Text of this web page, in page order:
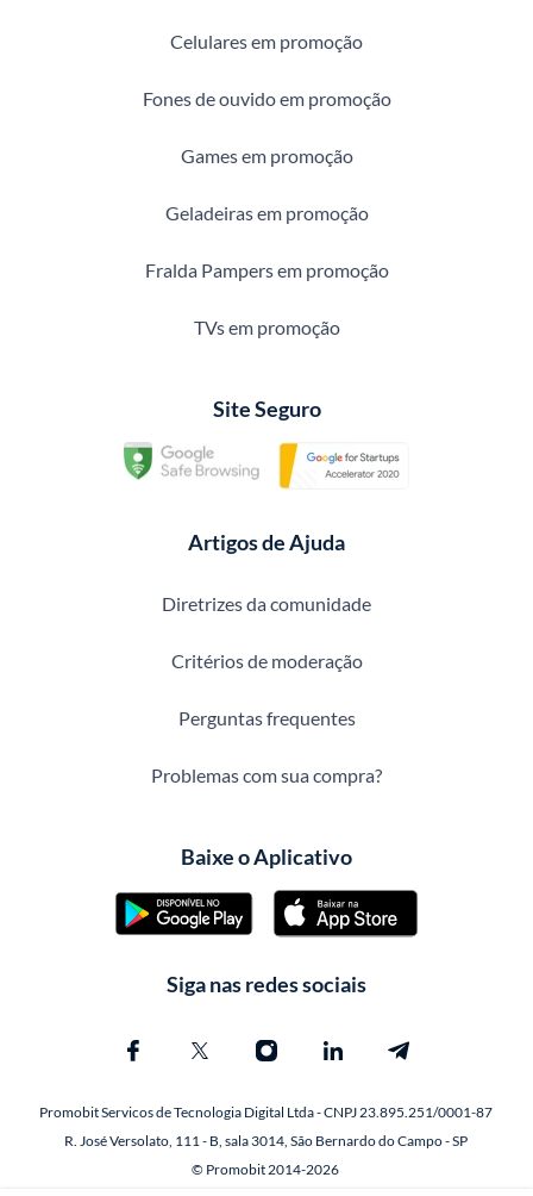
Celulares em promoção
Fones de ouvido em promoção
Games em promoção
Geladeiras em promoção
Fralda Pampers em promoção
TVs em promoção
Site Seguro
Artigos de Ajuda
Diretrizes da comunidade
Critérios de moderação
Perguntas frequentes
Problemas com sua compra?
Baixe o Aplicativo
Siga nas redes sociais
Promobit Servicos de Tecnologia Digital Ltda - CNPJ 23.895.251/0001-87
R. José Versolato, 111 - B, sala 3014, São Bernardo do Campo - SP
© Promobit 2014-2026